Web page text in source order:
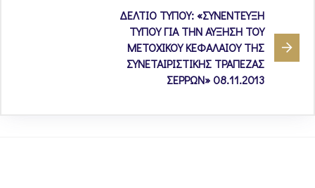
ΔΕΛΤΙΟ ΤΥΠΟΥ: «ΣΥΝΕΝΤΕΥΞΗ
ΤΥΠΟΥ ΓΙΑ ΤΗΝ ΑΥΞΗΣΗ ΤΟΥ
ΜΕΤΟΧΙΚΟΥ ΚΕΦΑΛΑΙΟΥ ΤΗΣ
ΣΥΝΕΤΑΙΡΙΣΤΙΚΗΣ ΤΡΑΠΕΖΑΣ
ΣΕΡΡΩΝ» 08.11.2013